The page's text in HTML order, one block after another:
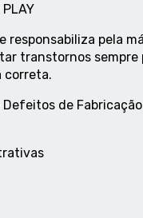
PLAY
responsabiliza pela
transtornos
correta.
de Fabricação